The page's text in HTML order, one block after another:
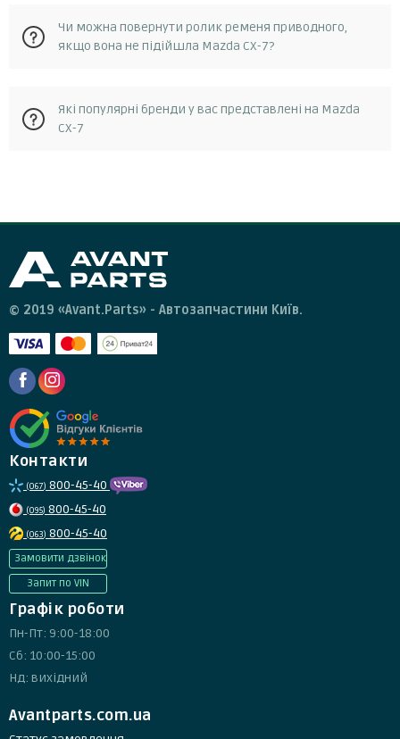
Чи можна повернути ролик ременя приводного,
якщо вона не підійшла Mazda CX-7?
можна повернути протягом 14 днів з моменту отримання.
Повернення можливе за умови, що запчастина не була в
Які популярні бренди у вас представлені на Mazda
CX-7
© 2019 «Avant.Parts» - Автозапчастини Київ.
Контакти
(067) 800-45-40
(095) 800-45-40
(063) 800-45-40
Замовити дзвінок
Запит по VIN
Графік роботи
Пн-Пт: 9:00-18:00
Сб: 10:00-15:00
Нд: вихідний
Avantparts.com.ua